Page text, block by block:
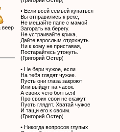
• Если всей семьей купаться
Вы отправились к реке,
Не мешайте папе с мамой
Загорать на берегу.
Не устраивайте крика,
Дайте взрослым отдохнуть.
Ни к кому не приставая,
Постарайтесь утонуть.
(Григорий Остер)
• Не бери чужое, если
На тебя глядят чужие.
Пусть они глаза закроют
Или выйдут на часок.
А своих чего бояться!
Про своих свои не скажут.
Пусть глядят. Хватай чужое
И тащи его к своим.
(Григорий Остер)
• Никогда вопросов глупых